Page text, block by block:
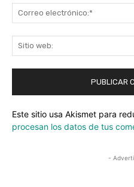
Este sitio usa Akismet para
procesan los datos de tus
-